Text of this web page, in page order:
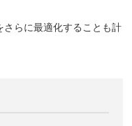
らに最適化することも計